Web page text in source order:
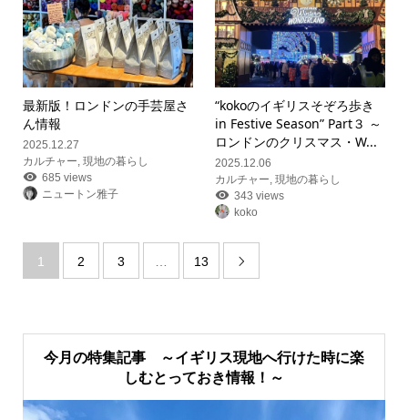
最新版！ロンドンの手芸屋さ
ん情報
2025.12.27
カルチャー, 現地の暮らし
685 views
ニュートン雅子
“kokoのイギリスそぞろ歩き
in Festive Season” Part３ ～
ロンドンのクリスマス・W...
2025.12.06
カルチャー,現地の暮らし
343 views
koko
1 2 3 … 13 
今月の特集記事 ～イギリス現地へ行けた時に楽
しむとっておき情報！～